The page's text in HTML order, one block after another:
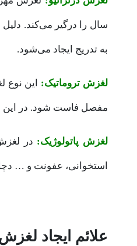
سال را درگیر می‌کند.
به تدریج ایجاد می‌شود.
لغزش تروماتیک: این
مفصل فاست شود. در این
لغزش پاتولوژیک: در
استخوانی، عفونت و …
علائم ایجاد